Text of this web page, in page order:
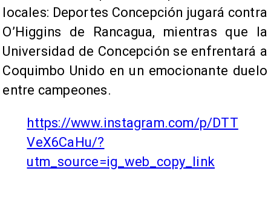
locales: Deportes Concepción jugará contra
O’Higgins de Rancagua, mientras que la
Universidad de Concepción se enfrentará a
Coquimbo Unido en un emocionante duelo
entre campeones.
https://www.instagram.com/p/DTT
VeX6CaHu/?
utm_source=ig_web_copy_link